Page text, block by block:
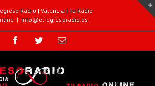
Radio | Valencia | Tu Radio
| info@elregresoradio.es